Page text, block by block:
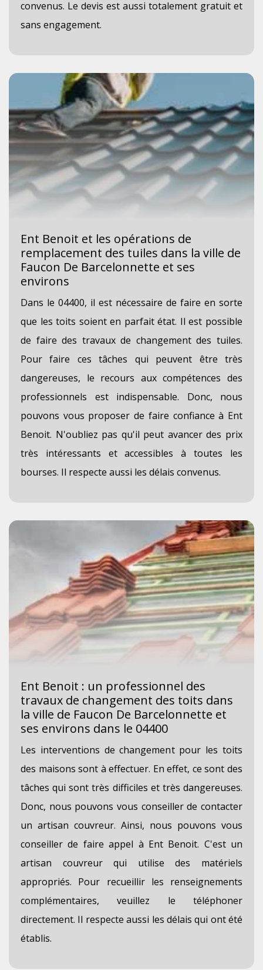
convenus. Le devis est aussi totalement gratuit et
sans engagement.
Ent Benoit et les opérations de
remplacement des tuiles dans la ville de
Faucon De Barcelonnette et ses
environs
Dans le 04400, il est nécessaire de faire en sorte
que les toits soient en parfait état. Il est possible
de faire des travaux de changement des tuiles.
Pour faire ces tâches qui peuvent être très
dangereuses, le recours aux compétences des
professionnels est indispensable. Donc, nous
pouvons vous proposer de faire confiance à Ent
Benoit. N'oubliez pas qu'il peut avancer des prix
très intéressants et accessibles à toutes les
bourses. Il respecte aussi les délais convenus.
Ent Benoit : un professionnel des
travaux de changement des toits dans
la ville de Faucon De Barcelonnette et
ses environs dans le 04400
Les interventions de changement pour les toits
des maisons sont à effectuer. En effet, ce sont des
tâches qui sont très difficiles et très dangereuses.
Donc, nous pouvons vous conseiller de contacter
un artisan couvreur. Ainsi, nous pouvons vous
conseiller de faire appel à Ent Benoit. C'est un
artisan couvreur qui utilise des matériels
appropriés. Pour recueillir les renseignements
complémentaires, veuillez le téléphoner
directement. Il respecte aussi les délais qui ont été
établis.